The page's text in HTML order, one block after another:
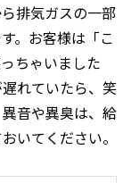
排気ガスの一部
。お客様は「こ
ちゃいました
れていたら、笑
音や異臭は、給
いてください。